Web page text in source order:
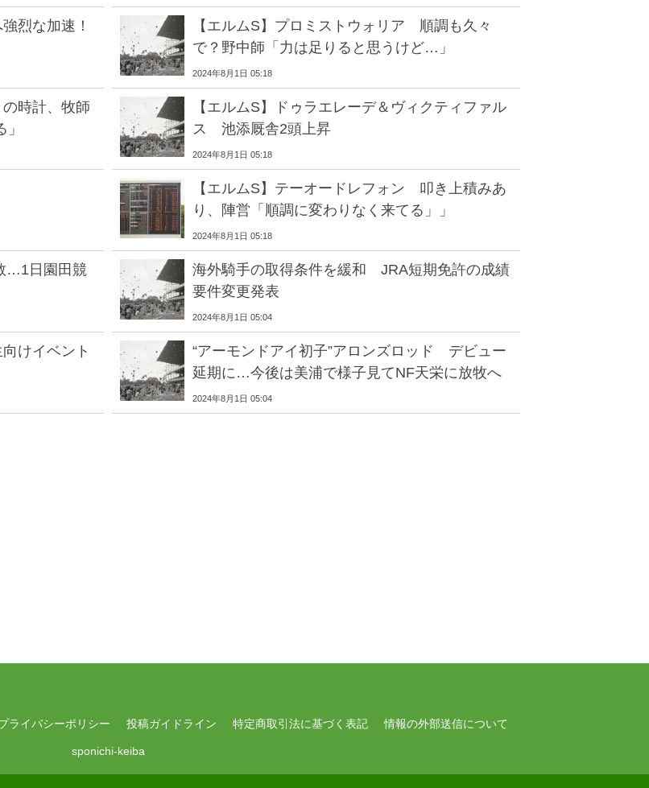
烈な加速！
【エルムS】プロミストウォリア 順調も久々
で？野中師「力は足りると思うけど…」
2024年8月1日 05:18
時計、牧師
【エルムS】ドゥラエレーデ＆ヴィクティファル
ス 池添厩舎2頭上昇
2024年8月1日 05:18
【エルムS】テーオードレフォン 叩き上積みあ
り、陣営「順調に変わりなく来てる」」
2024年8月1日 05:18
…1日園田競
海外騎手の取得条件を緩和 JRA短期免許の成績
要件変更発表
2024年8月1日 05:04
けイベント
“アーモンドアイ初子”アロンズロッド デビュー
延期に…今後は美浦で様子見てNF天栄に放牧へ
2024年8月1日 05:04
ライバシーポリシー 投稿ガイドライン 特定商取引法に基づく表記 情報の外部送信について
sponichi-keiba